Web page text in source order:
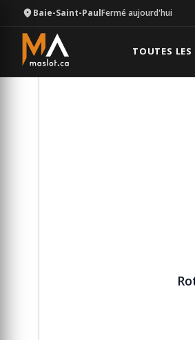
Baie-Saint-PaulFermé aujourd'hui
TOUTES LES
Équipement Jardinage et